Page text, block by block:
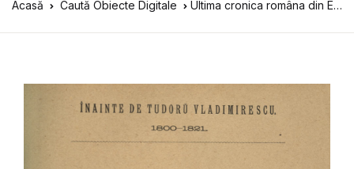
Acasă Caută Obiecte Digitale Ultima cronica româna din Epoca Fanariotilor